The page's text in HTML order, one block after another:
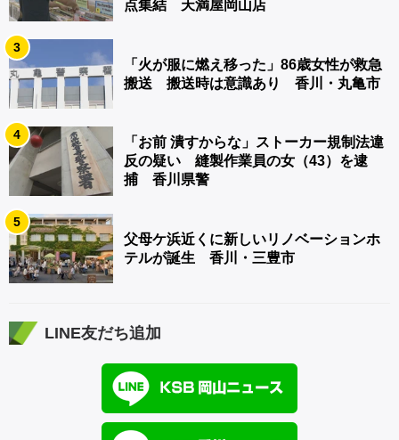
点集結 天満屋岡山店
3
「火が服に燃え移った」86歳女性が救急
搬送 搬送時は意識あり 香川・丸亀市
4
「お前 潰すからな」ストーカー規制法違
反の疑い 縫製作業員の女（43）を逮
捕 香川県警
5
父母ケ浜近くに新しいリノベーションホ
テルが誕生 香川・三豊市
LINE友だち追加